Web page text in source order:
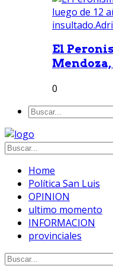
El
0
Home
Política San Luis
OPINION
ultimo momento
INFORMACION
provinciales